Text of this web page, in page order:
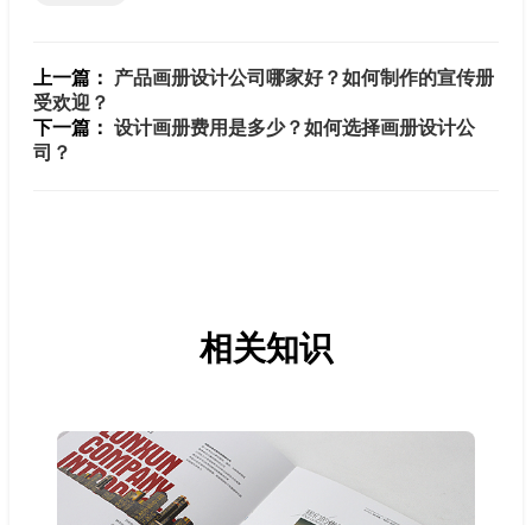
上一篇： 产品画册设计公司哪家好？如何制作的宣传册
受欢迎？
下一篇： 设计画册费用是多少？如何选择画册设计公
司？
相关知识